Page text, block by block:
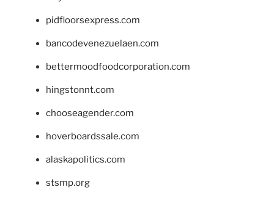
pidfloorsexpress.com
bancodevenezuelaen.com
bettermoodfoodcorporation.com
hingstonnt.com
chooseagender.com
hoverboardssale.com
alaskapolitics.com
stsmp.org